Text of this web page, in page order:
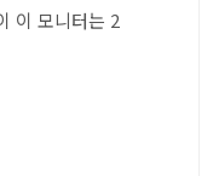
이 모니터는 2